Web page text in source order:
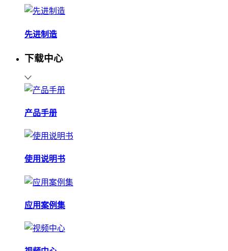
先进制造
下载中心
产品手册
使用说明书
应用案例集